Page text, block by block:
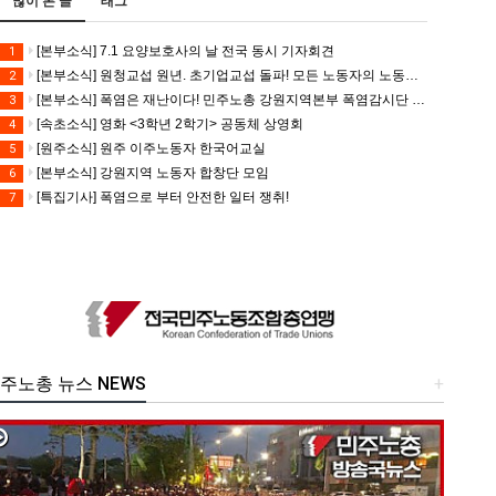
1 [본부소식] 7.1 요양보호사의 날 전국 동시 기자회견
2 [본부소식] 원청교섭 원년. 초기업교섭 돌파! 모든 노동자의 노동기본권 쟁취! 민주노총 7.15 총파업대회
3 [본부소식] 폭염은 재난이다! 민주노총 강원지역본부 폭염감시단 선포 기자회견
4 [속초소식] 영화 <3학년 2학기> 공동체 상영회
5 [원주소식] 원주 이주노동자 한국어교실
6 [본부소식] 강원지역 노동자 합창단 모임
7 [특집기사] 폭염으로 부터 안전한 일터 쟁취!
+
노총 뉴스 NEWS